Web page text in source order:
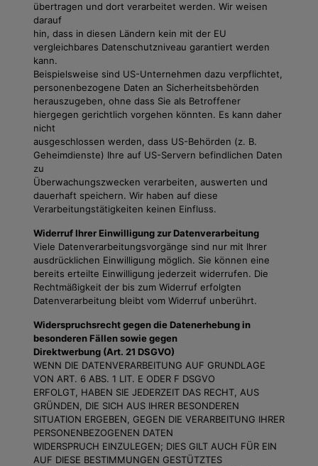
übertragen und dort verarbeitet werden. Wir weisen
darauf
hin, dass in diesen Ländern kein mit der EU
vergleichbares Datenschutzniveau garantiert werden
kann.
Beispielsweise sind US-Unternehmen dazu verpflichtet,
personenbezogene Daten an Sicherheitsbehörden
herauszugeben, ohne dass Sie als Betroffener
hiergegen gerichtlich vorgehen könnten. Es kann daher
nicht
ausgeschlossen werden, dass US-Behörden (z. B.
Geheimdienste) Ihre auf US-Servern befindlichen Daten
zu
Überwachungszwecken verarbeiten, auswerten und
dauerhaft speichern. Wir haben auf diese
Verarbeitungstätigkeiten keinen Einfluss.
Widerruf Ihrer Einwilligung zur Datenverarbeitung
Viele Datenverarbeitungsvorgänge sind nur mit Ihrer
ausdrücklichen Einwilligung möglich. Sie können eine
bereits erteilte Einwilligung jederzeit widerrufen. Die
Rechtmäßigkeit der bis zum Widerruf erfolgten
Datenverarbeitung bleibt vom Widerruf unberührt.
Widerspruchsrecht gegen die Datenerhebung in
besonderen Fällen sowie gegen
Direktwerbung (Art. 21 DSGVO)
WENN DIE DATENVERARBEITUNG AUF GRUNDLAGE
VON ART. 6 ABS. 1 LIT. E ODER F DSGVO
ERFOLGT, HABEN SIE JEDERZEIT DAS RECHT, AUS
GRÜNDEN, DIE SICH AUS IHRER BESONDEREN
SITUATION ERGEBEN, GEGEN DIE VERARBEITUNG IHRER
PERSONENBEZOGENEN DATEN
WIDERSPRUCH EINZULEGEN; DIES GILT AUCH FÜR EIN
AUF DIESE BESTIMMUNGEN GESTÜTZTES